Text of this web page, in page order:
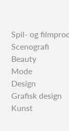
Spil- og
Scenografi
Beauty
Mode
Design
Grafisk design
Kunst